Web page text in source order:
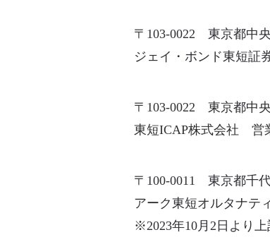
〒103-0022 東京都中
ジェイ・ボンド東短
〒103-0022 東京都中
東短ICAP株式会社 営
〒100-0011 東京都千
アーク東短オルタナ
※2023年10月2日より上